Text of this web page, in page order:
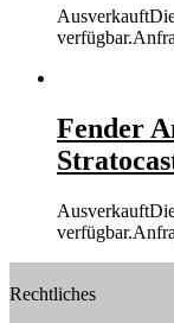
Ausverkauft
verfügbar.
Fender
Ausverkauft
verfügbar.
Rechtliches